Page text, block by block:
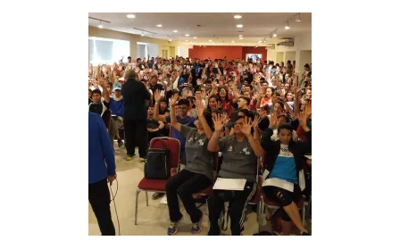
ASÍ
FUE
EL
2019,
Y
ASÍ
SERÁ
EL
2020